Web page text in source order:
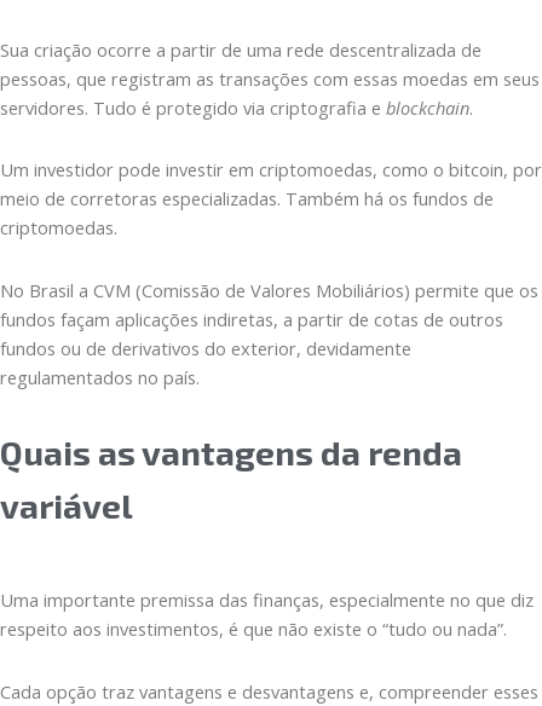
Sua criação ocorre a partir de uma rede descentralizada de
pessoas, que registram as transações com essas moedas em seus
servidores. Tudo é protegido via criptografia e blockchain.
Um investidor pode investir em criptomoedas, como o bitcoin, por
meio de corretoras especializadas. Também há os fundos de
criptomoedas.
No Brasil a CVM (Comissão de Valores Mobiliários) permite que os
fundos façam aplicações indiretas, a partir de cotas de outros
fundos ou de derivativos do exterior, devidamente
regulamentados no país.
Quais as vantagens da renda
variável
Uma importante premissa das finanças, especialmente no que diz
respeito aos investimentos, é que não existe o “tudo ou nada”.
Cada opção traz vantagens e desvantagens e, compreender esses